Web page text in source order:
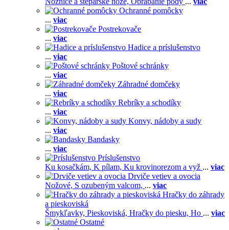
Ochranné pomôcky
... viac
Postrekovače
... viac
Hadice a príslušenstvo
... viac
Poštové schránky
... viac
Záhradné domčeky
... viac
Rebríky a schodíky
... viac
Konvy, nádoby a sudy
... viac
Bandasky
... viac
Príslušenstvo
Ku kosačkám, K pílam, Ku krovinorezom a vyž ... viac
Drviče vetiev a ovocia
Nožové, S ozubeným valcom, ... viac
Hračky do záhrady
a pieskoviská
Šmykľavky, Pieskoviská, Hračky do piesku, Ho ... viac
Ostatné